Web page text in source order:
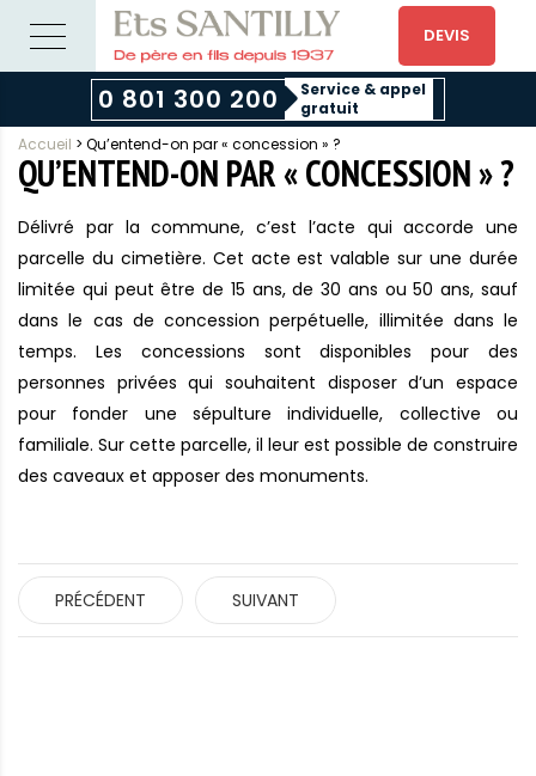
DEVIS
0 801 300 200
Service & appel
gratuit
Accueil > Qu’entend-on par « concession » ?
QU’ENTEND-ON PAR « CONCESSION » ?
Délivré par la commune, c’est l’acte qui accorde une
parcelle du cimetière. Cet acte est valable sur une durée
limitée qui peut être de 15 ans, de 30 ans ou 50 ans, sauf
dans le cas de concession perpétuelle, illimitée dans le
temps. Les concessions sont disponibles pour des
personnes privées qui souhaitent disposer d’un espace
pour fonder une sépulture individuelle, collective ou
familiale. Sur cette parcelle, il leur est possible de construire
des caveaux et apposer des monuments.
PRÉCÉDENT SUIVANT